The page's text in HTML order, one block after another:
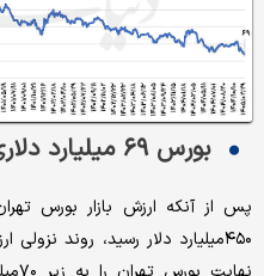
بورس ۶۹ میلیارد دلاری
۴۵۰میلیارد دلار رسید، روند